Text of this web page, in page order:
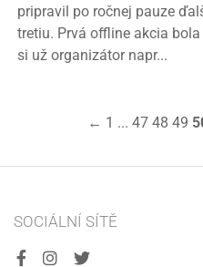
pripravil po ročnej pauze
tretiu. Prvá offline akcia
si už organizátor napr...
← 1 ... 47 48 49
SOCIÁLNÍ SÍTĚ